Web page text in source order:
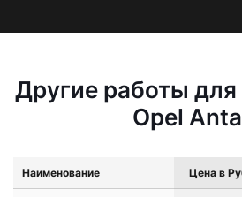
Другие работы
Opel
Наименование Цена в